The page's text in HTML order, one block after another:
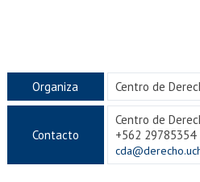
Organiza Centro de
Contacto
Centro de
+562 29785354